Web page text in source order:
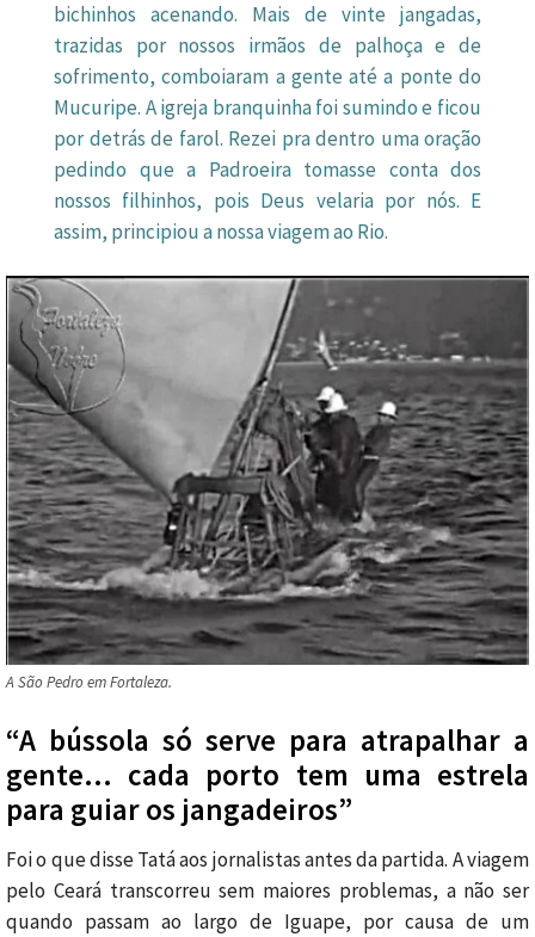
bichinhos acenando. Mais de vinte jangadas,
trazidas por nossos irmãos de palhoça e de
sofrimento, comboiaram a gente até a ponte do
Mucuripe. A igreja branquinha foi sumindo e ficou
por detrás de farol. Rezei pra dentro uma oração
pedindo que a Padroeira tomasse conta dos
nossos filhinhos, pois Deus velaria por nós. E
assim, principiou a nossa viagem ao Rio.
A São Pedro em Fortaleza.
“A bússola só serve para atrapalhar a
gente… cada porto tem uma estrela
para guiar os jangadeiros”
Foi o que disse Tatá aos jornalistas antes da partida. A viagem
pelo Ceará transcorreu sem maiores problemas, a não ser
quando passam ao largo de Iguape, por causa de um